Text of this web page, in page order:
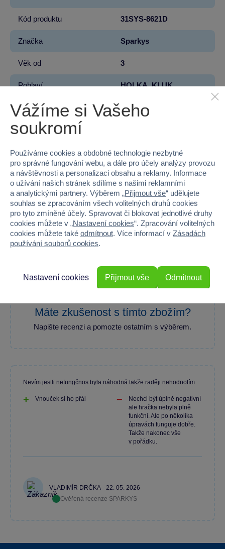
Kód produktu 31SYS-8621D
Značka Sparkys
Věk od 3
Pohlaví HOLKA, KLUK
Šířka 31
Výška
Hloubka 9
Hmotnost v gramech 611
80 %
100 % zákazníků doporučuje
Máte zkušenost s tímto zbožím?
Napište recenzi a pomozte ostatním s výběrem.
VLADIMÍR DRČKA
22. 05. 2026
Ověřená recenze SPARKYS
Nevím jestli nefungčnos byla náhodná takže raději nehodnotím.
Vnouček si ho přál
Nechci být úplně negativní
ale hračka nebyla plně
funkční. Ale po několika
úpravách funguje dobře.
Takže nakonec vše
v pořádku.
Vážíme si Vašeho
soukromí
Používáme cookies a obdobné technologie nezbytné
pro správné fungování webu, a dále pro účely analýzy provozu
a návštěvnosti a personalizaci obsahu a reklamy. Informace
o užívání našich stránek sdílíme s našimi reklamními
a analytickými partnery. Výběrem „Přijmout vše“ udělujete
souhlas se zpracováním všech volitelných druhů cookies
pro tyto zmíněné účely. Spravovat či blokovat jednotlivé druhy
cookies můžete v „Nastavení cookies“. Zpracování volitelných
cookies můžete také odmítnout. Více informací v Zásadách
používání souborů cookies.
Odmítnout
Nastavení cookies Přijmout vše